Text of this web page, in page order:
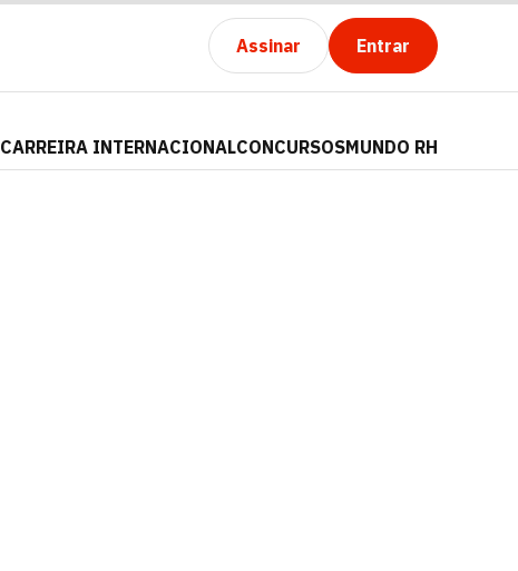
Assinar Entrar
CARREIRA INTERNACIONALCONCURSOSMUNDO RH